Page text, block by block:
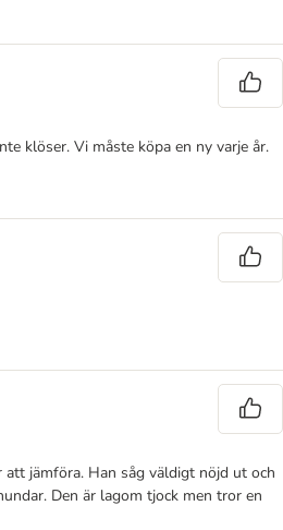
klöser. Vi måste köpa en ny varje år.
jämföra. Han såg väldigt nöjd ut och
Den är lagom tjock men tror en